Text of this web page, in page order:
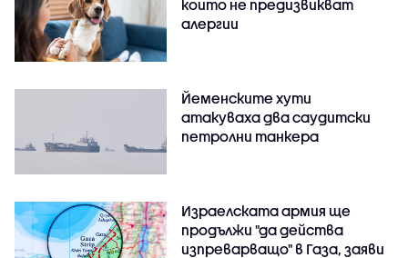
които не предизвикват
алергии
Йеменските хути
атакуваха два саудитски
петролни танкера
Израелската армия ще
продължи "да действа
изпреварващо" в Газа, заяви